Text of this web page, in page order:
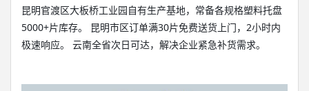
昆明官渡区大板桥工业园自有生产基地，常备各规格塑料托盘
5000+片库存。 昆明市区订单满30片免费送货上门，2小时内
极速响应。 云南全省次日可达，解决企业紧急补货需求。